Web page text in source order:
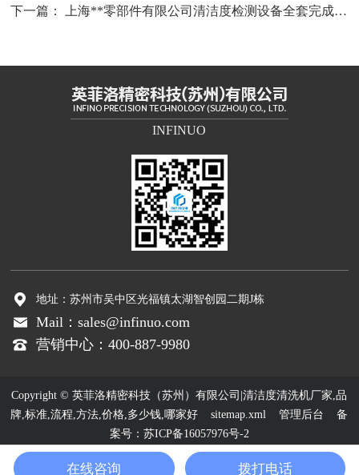
下一篇：上海**零部件有限公司清洁度检测设备全套完成交付
INFINUO
地址：苏州市吴中区光福镇太湖智创园二期J栋
Mail：sales@infinuo.com
营销中心：400-887-9980
Copyright © 英菲洛精密科技（苏州）有限公司|清洁度清洗机厂家,品
牌,标准,流程,方法,价格,多少钱,哪家好sitemap.xml 管理后台 备
案号： 苏ICP备16057976号-2
友情链接:
在线咨询 拨打电话